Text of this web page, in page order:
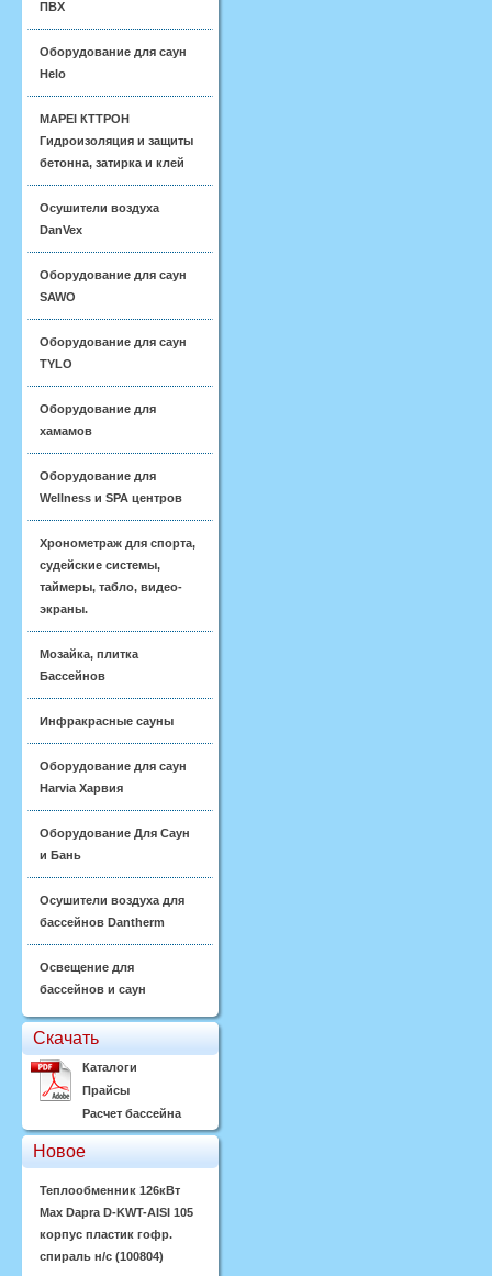
ПВХ
Оборудование для саун
Helo
MAPEI КТТРОН
Гидроизоляция и защиты
бетонна, затирка и клей
Осушители воздуха
DanVex
Оборудование для саун
SAWO
Оборудование для саун
TYLO
Оборудование для
хамамов
Оборудование для
Wellness и SPA центров
Хронометраж для спорта,
судейские системы,
таймеры, табло, видео-
экраны.
Мозайка, плитка
Бассейнов
Инфракрасные сауны
Оборудование для саун
Harvia Харвия
Оборудование Для Саун
и Бань
Осушители воздуха для
бассейнов Dantherm
Освещение для
бассейнов и саун
Скачать
Каталоги
Прайсы
Расчет бассейна
Новое
Теплообменник 126кВт
Max Dapra D-KWT-AISI 105
корпус пластик гофр.
спираль н/с (100804)